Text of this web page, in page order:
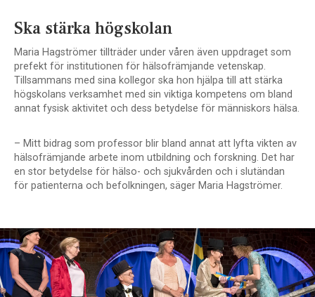
Ska stärka högskolan
Maria Hagströmer tillträder under våren även uppdraget som
prefekt för institutionen för hälsofrämjande vetenskap.
Tillsammans med sina kollegor ska hon hjälpa till att stärka
högskolans verksamhet med sin viktiga kompetens om bland
annat fysisk aktivitet och dess betydelse för människors hälsa.
– Mitt bidrag som professor blir bland annat att lyfta vikten av
hälsofrämjande arbete inom utbildning och forskning. Det har
en stor betydelse för hälso- och sjukvården och i slutändan
för patienterna och befolkningen, säger Maria Hagströmer.